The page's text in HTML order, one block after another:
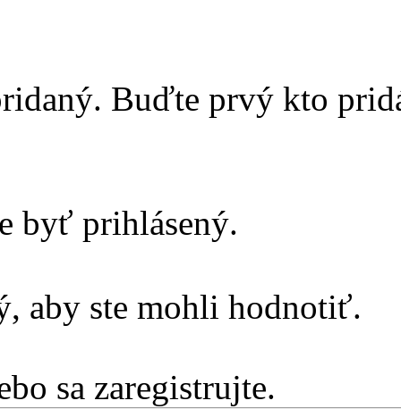
Buďte prvý kto
byť prihlásený.
aby ste mohli hodnotiť.
sa zaregistrujte.